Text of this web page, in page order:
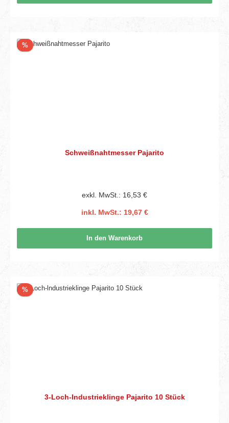
%Rabatt
Schweißnahtmesser Pajarito
exkl. MwSt.: 16,53 €
inkl. MwSt.: 19,67 €
In den Warenkorb
%Rabatt
3-Loch-lndustrieklinge Pajarito 10 Stück